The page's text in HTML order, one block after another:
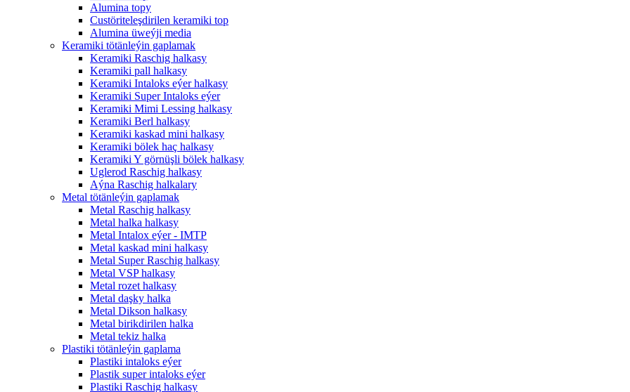
Alumina topy
Custöriteleşdirilen keramiki top
Alumina üweýji media
Keramiki tötänleýin gaplamak
Keramiki Raschig halkasy
Keramiki pall halkasy
Keramiki Intaloks eýer halkasy
Keramiki Super Intaloks eýer
Keramiki Mimi Lessing halkasy
Keramiki Berl halkasy
Keramiki kaskad mini halkasy
Keramiki bölek haç halkasy
Keramiki Y görnüşli bölek halkasy
Uglerod Raschig halkasy
Aýna Raschig halkalary
Metal tötänleýin gaplamak
Metal Raschig halkasy
Metal halka halkasy
Metal Intalox eýer - IMTP
Metal kaskad mini halkasy
Metal Super Raschig halkasy
Metal VSP halkasy
Metal rozet halkasy
Metal daşky halka
Metal Dikson halkasy
Metal birikdirilen halka
Metal tekiz halka
Plastiki tötänleýin gaplama
Plastiki intaloks eýer
Plastik super intaloks eýer
Plastiki Raschig halkasy